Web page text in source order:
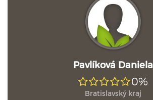
Pavlíková Daniela
0%
Bratislavský kraj